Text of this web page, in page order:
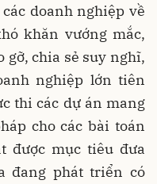
doanh nghiệp về
khăn vướng mắc,
chia sẻ suy nghĩ,
nghiệp lớn tiên
thi các dự án mang
cho các bài toán
được mục tiêu đưa
đang phát triển có